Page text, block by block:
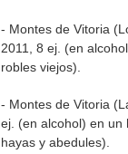
- Montes de Vitoria
2011, 8 ej. (en
robles viejos).
- Montes de Vitoria
ej. (en alcohol) en un
hayas y abedules).